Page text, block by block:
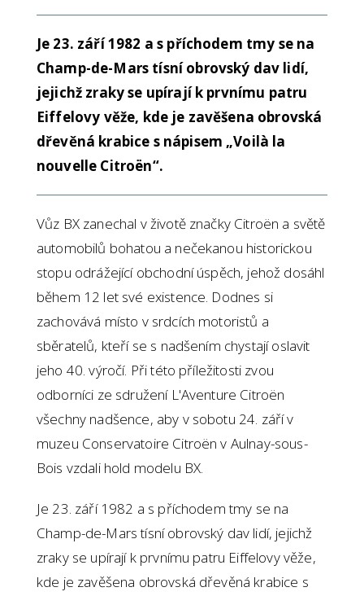
Je 23. září 1982 a s příchodem tmy se na
Champ-de-Mars tísní obrovský dav lidí,
jejichž zraky se upírají k prvnímu patru
Eiffelovy věže, kde je zavěšena obrovská
dřevěná krabice s nápisem „Voilà la
nouvelle Citroën“.
Vůz BX zanechal v životě značky Citroën a světě
automobilů bohatou a nečekanou historickou
stopu odrážející obchodní úspěch, jehož dosáhl
během 12 let své existence. Dodnes si
zachovává místo v srdcích motoristů a
sběratelů, kteří se s nadšením chystají oslavit
jeho 40. výročí. Při této příležitosti zvou
odborníci ze sdružení L'Aventure Citroën
všechny nadšence, aby v sobotu 24. září v
muzeu Conservatoire Citroën v Aulnay-sous-
Bois vzdali hold modelu BX.
Je 23. září 1982 a s příchodem tmy se na
Champ-de-Mars tísní obrovský dav lidí, jejichž
zraky se upírají k prvnímu patru Eiffelovy věže,
kde je zavěšena obrovská dřevěná krabice s